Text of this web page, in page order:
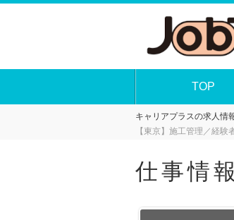
TOP
キャリアプラスの求人情
【東京】施工管理／経
仕事情